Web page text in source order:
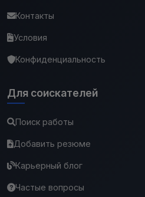
Контакты
Условия
Конфиденциальность
Для соискателей
Поиск работы
Добавить резюме
Карьерный блог
Частые вопросы